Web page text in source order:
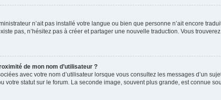
n’ait pas installé votre langue ou bien que personne n’ait encore
pas, n’hésitez pas à créer et partager une nouvelle traduction. Vous
de mon nom d’utilisateur ?
avec votre nom d’utilisateur lorsque vous consultez les messages d’un
votre statut sur le forum. La seconde image, souvent plus grande, est connue